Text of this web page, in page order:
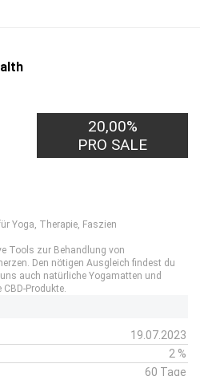
20,00%
PRO SALE
Yoga, Therapie, Faszien
Tools zur Behandlung von
Den nötigen Ausgleich findest du
auch natürliche Yogamatten und
Produkte.
19.07.2023
2 %
60 Tage